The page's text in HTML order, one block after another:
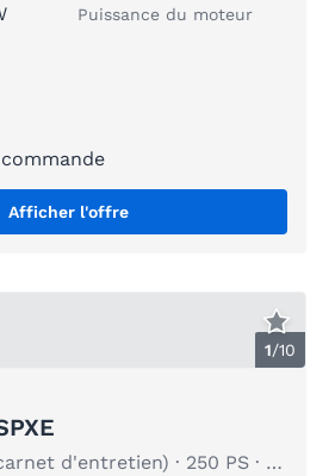
Puissance du moteur
Afficher l'offre
1/10
Entretien suivi (carnet d'entretien) · 250 PS · remorque de bateau incluse